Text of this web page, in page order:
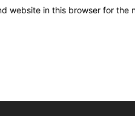
website in this browser for the